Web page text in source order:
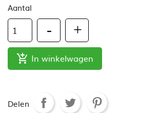
Aantal
 In winkelwagen
Delen